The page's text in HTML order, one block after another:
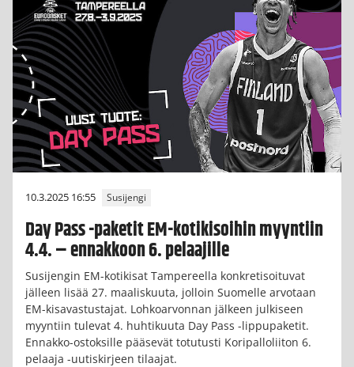
10.3.2025 16:55 Susijengi
Day Pass -paketit EM-kotikisoihin myyntiin
4.4. – ennakkoon 6. pelaajille
Susijengin EM-kotikisat Tampereella konkretisoituvat
jälleen lisää 27. maaliskuuta, jolloin Suomelle arvotaan
EM-kisavastustajat. Lohkoarvonnan jälkeen julkiseen
myyntiin tulevat 4. huhtikuuta Day Pass -lippupaketit.
Ennakko-ostoksille pääsevät totutusti Koripalloliiton 6.
pelaaja -uutiskirjeen tilaajat.